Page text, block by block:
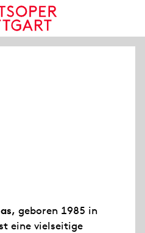
geboren 1985 in
eine vielseitige